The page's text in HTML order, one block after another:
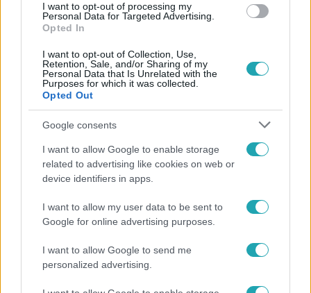
I want to opt-out of processing my
Personal Data for Targeted Advertising.
Opted In
I want to opt-out of Collection, Use,
Retention, Sale, and/or Sharing of my
Personal Data that Is Unrelated with the
Purposes for which it was collected.
Opted Out
Google consents
I want to allow Google to enable storage
related to advertising like cookies on web or
device identifiers in apps.
I want to allow my user data to be sent to
Google for online advertising purposes.
I want to allow Google to send me
personalized advertising.
SZERELEM #PÁRKAPCSOLAT #IDŐ
Népszerű